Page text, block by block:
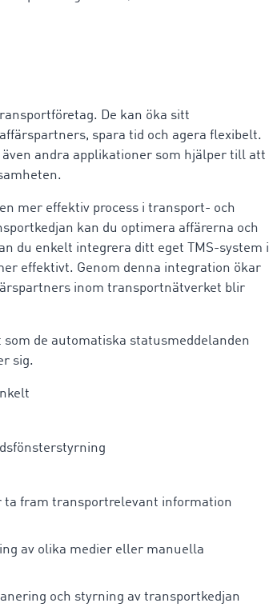
De kan öka sitt
spara tid och agera flexibelt.
andra applikationer som hjälper till att
mer effektiv process i transport- och
kan du optimera affärerna och
du enkelt integrera ditt eget TMS-system i
effektivt. Genom denna integration ökar
inom transportnätverket blir
som de automatiska statusmeddelanden
sig.
ta fram transportrelevant information
av olika medier eller manuella
och styrning av transportkedjan